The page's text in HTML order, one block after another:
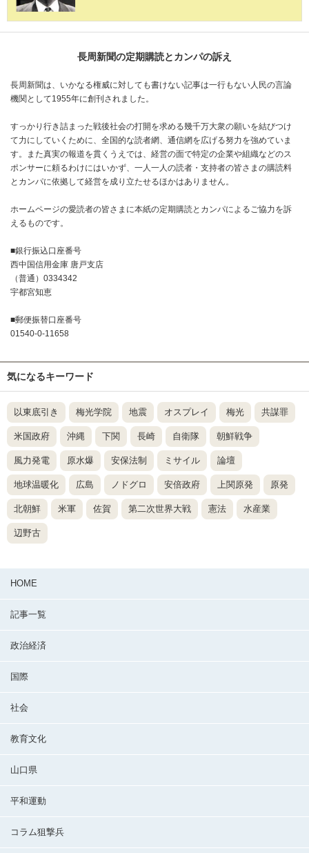
長周新聞の定期購読とカンパの訴え
長周新聞は、いかなる権威に対しても書けない記事は一行もない人民の言論
機関として1955年に創刊されました。
すっかり行き詰まった戦後社会の打開を求める幾千万大衆の願いを結びつけ
て力にしていくために、全国的な読者網、通信網を広げる努力を強めていま
す。また真実の報道を貫くうえでは、経営の面で特定の企業や組織などのス
ポンサーに頼るわけにはいかず、一人一人の読者・支持者の皆さまの購読料
とカンパに依拠して経営を成り立たせるほかはありません。
ホームページの愛読者の皆さまに本紙の定期購読とカンパによるご協力を訴
えるものです。
■銀行振込口座番号
西中国信用金庫 唐戸支店
（普通）0334342
宇都宮知恵
■郵便振替口座番号
01540-0-11658
気になるキーワード
以東底引き 梅光学院 地震 オスプレイ 梅光 共謀罪
米国政府 沖縄 下関 長崎 自衛隊 朝鮮戦争
風力発電 原水爆 安保法制 ミサイル 論壇
地球温暖化 広島 ノドグロ 安倍政府 上関原発 原発
北朝鮮 米軍 佐賀 第二次世界大戦 憲法 水産業
辺野古
HOME
記事一覧
政治経済
国際
社会
教育文化
山口県
平和運動
コラム狙撃兵